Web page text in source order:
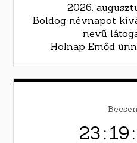
2026.
Boldog névnapot
nevű
Holnap Emőd
23:19: